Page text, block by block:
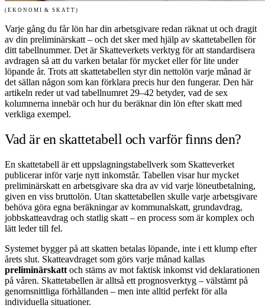
(EKONOMI & SKATT)
Varje gång du får lön har din arbetsgivare redan räknat ut och dragit
av din preliminärskatt – och det sker med hjälp av skattetabellen för
ditt tabellnummer. Det är Skatteverkets verktyg för att standardisera
avdragen så att du varken betalar för mycket eller för lite under
löpande år. Trots att skattetabellen styr din nettolön varje månad är
det sällan någon som kan förklara precis hur den fungerar. Den här
artikeln reder ut vad tabellnumret 29–42 betyder, vad de sex
kolumnerna innebär och hur du beräknar din lön efter skatt med
verkliga exempel.
Vad är en skattetabell och varför finns den?
En skattetabell är ett uppslagningstabellverk som Skatteverket
publicerar inför varje nytt inkomstår. Tabellen visar hur mycket
preliminärskatt en arbetsgivare ska dra av vid varje löneutbetalning,
given en viss bruttolön. Utan skattetabellen skulle varje arbetsgivare
behöva göra egna beräkningar av kommunalskatt, grundavdrag,
jobbskatteavdrag och statlig skatt – en process som är komplex och
lätt leder till fel.
Systemet bygger på att skatten betalas löpande, inte i ett klump efter
årets slut. Skatteavdraget som görs varje månad kallas
preliminärskatt och stäms av mot faktisk inkomst vid deklarationen
på våren. Skattetabellen är alltså ett prognosverktyg – välstämt på
genomsnittliga förhållanden – men inte alltid perfekt för alla
individuella situationer.